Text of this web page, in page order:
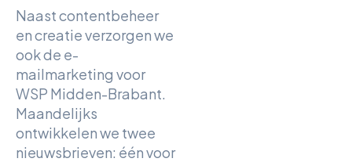
Naast contentbeheer
en creatie verzorgen we
ook de e-
mailmarketing voor
WSP Midden-Brabant.
Maandelijks
ontwikkelen we twee
nieuwsbrieven: één voor